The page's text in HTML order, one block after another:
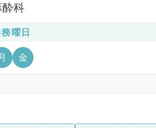
酔科
曜日
月 金